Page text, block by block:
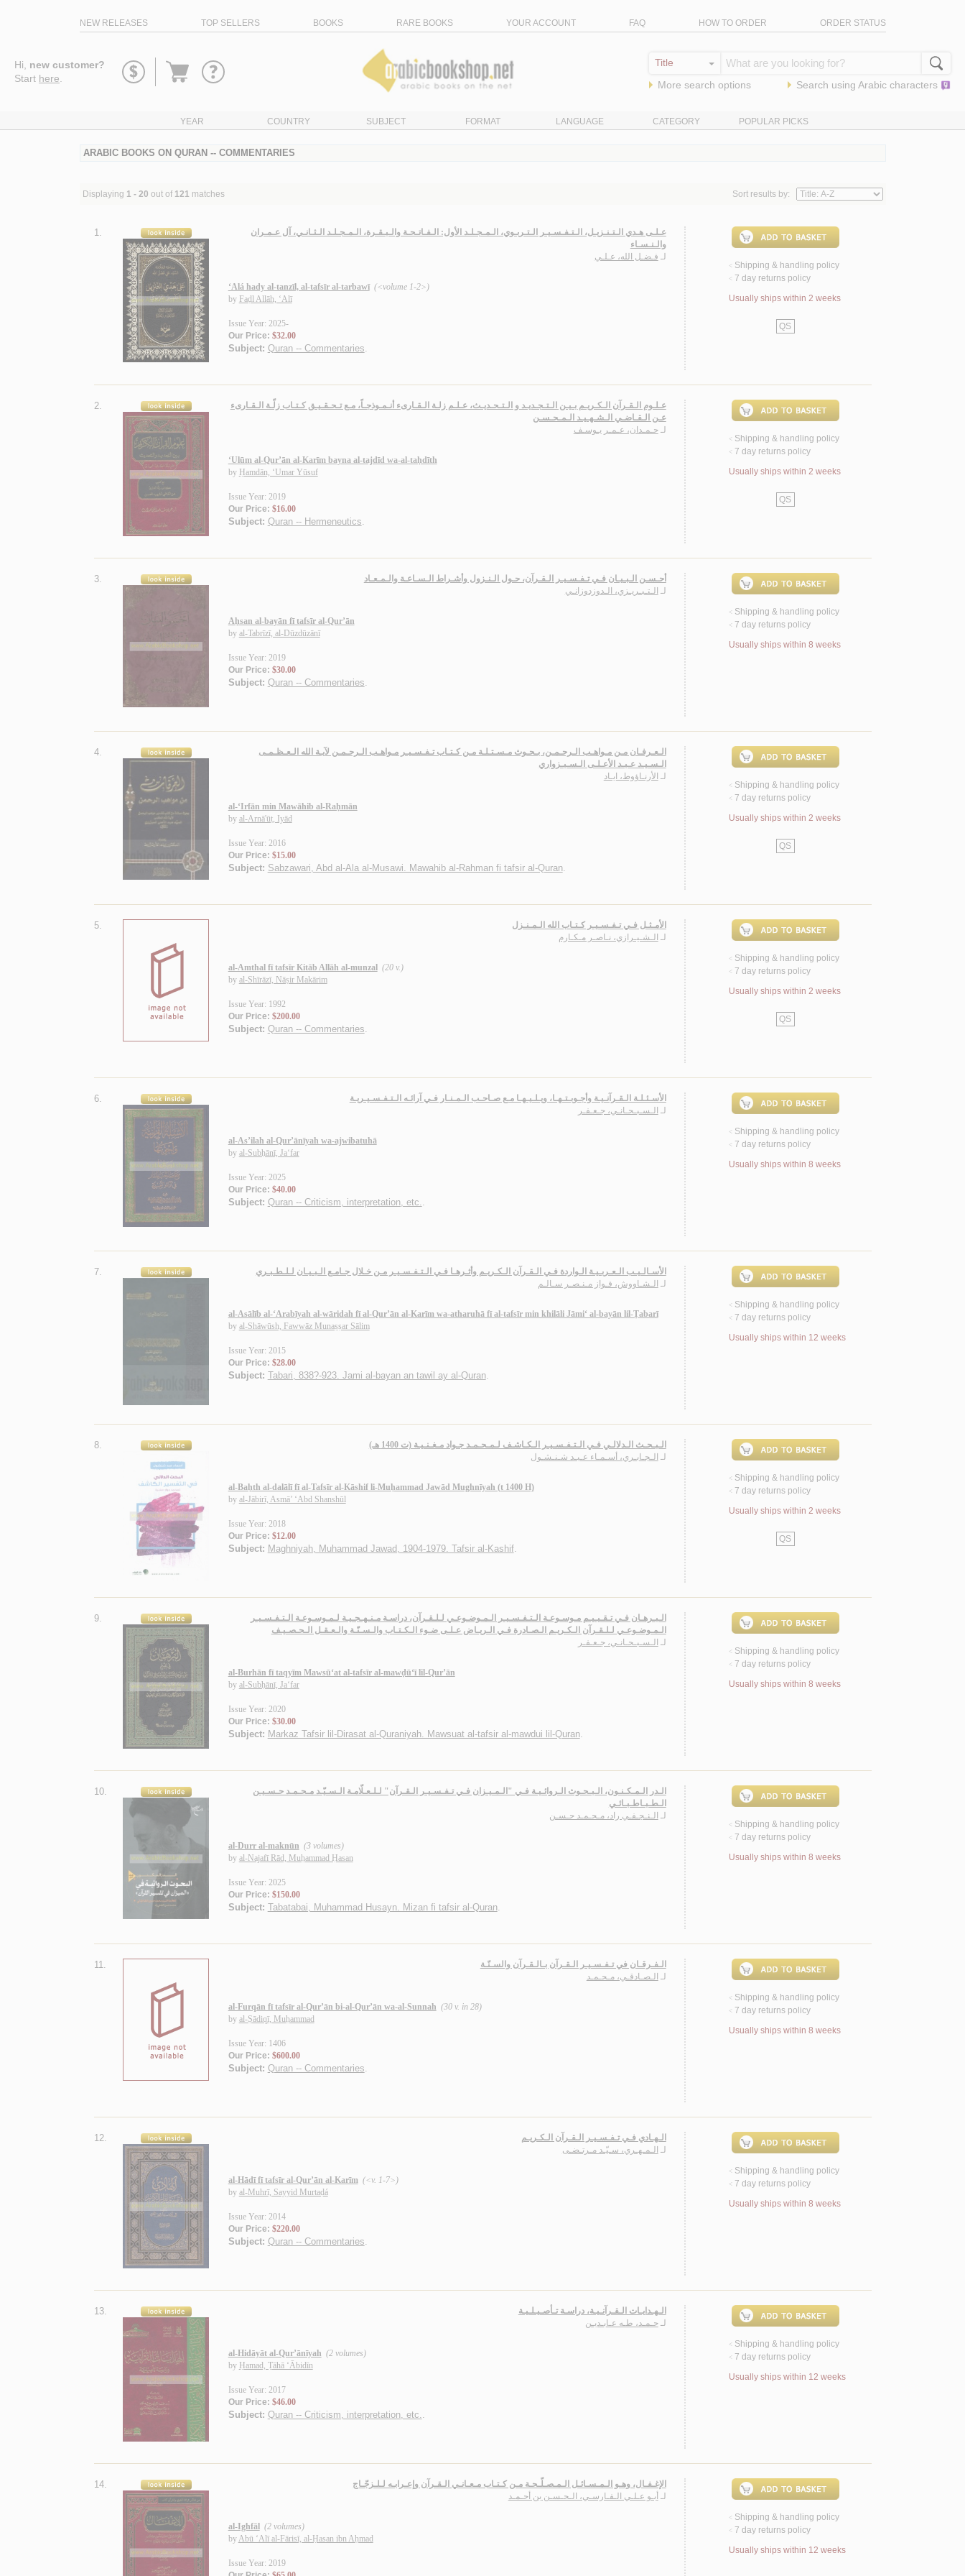
NEW RELEASES TOP SELLERS BOOKS RARE BOOKS YOUR ACCOUNT FAQ HOW TO ORDER ORDER STATUS
Hi, new customer?
Start here
Go
More search options Search using Arabic characters
YEAR COUNTRY SUBJECT FORMAT LANGUAGE CATEGORY POPULAR PICKS
ARABIC BOOKS ON QURAN -- COMMENTARIES
Displaying 1 - 20 out of 121 matches Sort results by:
1.
عـلـى هـدي الـتـنـزيـل، الـتـفـسـيـر الـتـربـوي، الـمـجـلـد الأول: الـفـاتـحـة والـبـقـرة، الـمـجـلـد الـثـانـي، آل عـمـران
والـنـسـاء
لـ فـضـل الله، عـلـي
‘Alá hady al-tanzīl, al-tafsīr al-tarbawī (<volume 1-2>)
by Faḍl Allāh, ‘Alī
Issue Year: 2025-
Our Price: $32.00
Subject: Quran -- Commentaries.
< Shipping & handling policy
< 7 day returns policy
Usually ships within 2 weeks
QS
2.
عـلـوم الـقـرآن الـكـريـم بـيـن الـتـجـديـد و الـتـحـديـث، عـلـم زلـة الـقـارىء أنـمـوذجـاً، مـع تـحـقـيـق كـتـاب زلّـة الـقـارىء
عـن الـقـاضـي الـشـهـيـد الـمـحـسـن
لـ حـمـدان، عـمـر يـوسـف
‘Ulūm al-Qur’ān al-Karīm bayna al-tajdīd wa-al-taḥdīth
by Ḥamdān, ‘Umar Yūsuf
Issue Year: 2019
Our Price: $16.00
Subject: Quran -- Hermeneutics.
< Shipping & handling policy
< 7 day returns policy
Usually ships within 2 weeks
QS
3.
أحـسـن الـبـيـان فـي تـفـسـيـر الـقـرآن، حـول الـنـزول وأشـراط الـسـاعـة والـمـعـاد
لـ الـتـبـريـزي، الـدوزدوزانـي
Aḥsan al-bayān fī tafsīr al-Qur’ān
by al-Tabrīzī, al-Dūzdūzānī
Issue Year: 2019
Our Price: $30.00
Subject: Quran -- Commentaries.
< Shipping & handling policy
< 7 day returns policy
Usually ships within 8 weeks
4.
الـعـرفـان مـن مـواهـب الـرحـمـن، بـحـوث مـسـتـلـة مـن كـتـاب تـفـسـيـر مـواهـب الـرحـمـن لآيـة الله الـعـظـمـى
الـسـيـد عـبـد الأعـلـى الـسـبـزواري
لـ الأرنـاؤوط، ايـاد
al-‘Irfān min Mawāhib al-Raḥmān
by al-Arnā'ūṭ, Iyād
Issue Year: 2016
Our Price: $15.00
Subject: Sabzawari, Abd al-Ala al-Musawi. Mawahib al-Rahman fi tafsir al-Quran.
< Shipping & handling policy
< 7 day returns policy
Usually ships within 2 weeks
QS
5.
الأمـثـل فـي تـفـسـيـر كـتـاب الله الـمـنـزل
لـ الـشـيـرازي، نـاصـر مـكـارم
al-Amthal fī tafsīr Kitāb Allāh al-munzal
(20 v.)
by al-Shīrāzī, Nāṣir Makārim
Issue Year: 1992
Our Price: $200.00
Subject: Quran -- Commentaries.
< Shipping & handling policy
< 7 day returns policy
Usually ships within 2 weeks
QS
6.
الأسـئـلـة الـقـرآنـيـة وأجـوبـتـهـا، ويـلـيـهـا مـع صـاحـب الـمـنـار فـي آرائـه الـتـفـسـيـريـة
لـ الـسـبـحـانـي، جـعـفـر
al-As’ilah al-Qur’ānīyah wa-ajwibatuhā
by al-Subḥānī, Ja‘far
Issue Year: 2025
Our Price: $40.00
Subject: Quran -- Criticism, interpretation, etc..
< Shipping & handling policy
< 7 day returns policy
Usually ships within 8 weeks
7.
الأسـالـيـب الـعـربـيـة الـواردة فـي الـقـرآن الـكـريـم وأثـرهـا فـي الـتـفـسـيـر مـن خـلال جـامـع الـبـيـان لـلـطـبـري
لـ الـشـاووش، فـواز مـنـصـر سـالـم
al-Asālīb al-‘Arabīyah al-wāridah fī al-Qur’ān al-Karīm wa-atharuhā fī al-tafsīr min khilāli Jāmi‘ al-bayān lil-Ṭabarī
by al-Shāwūsh, Fawwāz Munaṣṣar Sālim
Issue Year: 2015
Our Price: $28.00
Subject: Tabari, 838?-923. Jami al-bayan an tawil ay al-Quran.
< Shipping & handling policy
< 7 day returns policy
Usually ships within 12 weeks
8.
الـبـحـث الـدلالـي فـي الـتـفـسـيـر الـكـاشـف لـمـحـمـد جـواد مـغـنـيـة (ت 1400 هـ)
لـ الـجـابـري، أسـمـاء عـبـد شـنـشـول
al-Baḥth al-dalālī fī al-Tafsīr al-Kāshif li-Muḥammad Jawād Mughnīyah (t 1400 H)
by al-Jābirī, Asmā’ ‘Abd Shanshūl
Issue Year: 2018
Our Price: $12.00
Subject: Maghniyah, Muhammad Jawad, 1904-1979. Tafsir al-Kashif.
< Shipping & handling policy
< 7 day returns policy
Usually ships within 2 weeks
QS
9.
الـبـرهـان فـي تـقـيـيـم مـوسـوعـة الـتـفـسـيـر الـمـوضـوعـي لـلـقـرآن، دراسـة مـنـهـجـيـة لـمـوسـوعـة الـتـفـسـيـر
الـمـوضـوعـي لـلـقـرآن الـكـريـم الـصـادرة فـي الـريـاض عـلـى ضـوء الـكـتـاب والـسـنّـة والـعـقـل الـحـصـيـف
لـ الـسـبـحـانـي، جـعـفـر
al-Burhān fī taqyīm Mawsū‘at al-tafsīr al-mawḍū‘ī lil-Qur’ān
by al-Subḥānī, Ja‘far
Issue Year: 2020
Our Price: $30.00
Subject: Markaz Tafsir lil-Dirasat al-Quraniyah. Mawsuat al-tafsir al-mawdui lil-Quran.
< Shipping & handling policy
< 7 day returns policy
Usually ships within 8 weeks
10.
الـدر الـمـكـنـون، الـبـحـوث الـروائـيـة فـي "الـمـيـزان فـي تـفـسـيـر الـقـرآن" لـلـعـلّامـة الـسـيّـد مـحـمـد حـسـيـن
الـطـبـاطـبـائـي
لـ الـنـجـفـي راد، مـحـمـد حـسـن
al-Durr al-maknūn (3 volumes)
by al-Najafī Rād, Muḥammad Ḥasan
Issue Year: 2025
Our Price: $150.00
Subject: Tabatabai, Muhammad Husayn. Mizan fi tafsir al-Quran.
< Shipping & handling policy
< 7 day returns policy
Usually ships within 8 weeks
11.
الـفـرقـان في تـفـسـيـر الـقـرآن بـالـقـرآن والسـنّـة
لـ الـصـادقـي، مـحـمـد
al-Furqān fī tafsīr al-Qur’ān bi-al-Qur’ān wa-al-Sunnah (30 v. in 28)
by al-Ṣādiqī, Muḥammad
Issue Year: 1406
Our Price: $600.00
Subject: Quran -- Commentaries.
< Shipping & handling policy
< 7 day returns policy
Usually ships within 8 weeks
12.
الـهـادي فـي تـفـسـيـر الـقـرآن الـكـريـم
لـ الـمـهـري، سـيّـد مـرتـضـى
al-Hādī fī tafsīr al-Qur’ān al-Karīm (<v. 1-7>)
by al-Muhrī, Sayyid Murtaḍá
Issue Year: 2014
Our Price: $220.00
Subject: Quran -- Commentaries.
< Shipping & handling policy
< 7 day returns policy
Usually ships within 8 weeks
13.
الـهـدايـات الـقـرآنـيـة، دراسـة تـأصـيـلـيـة
لـ حـمـد، طـه عـابـديـن
al-Hidāyāt al-Qur’ānīyah (2 volumes)
by Ḥamad, Ṭāhā ‘Ābidīn
Issue Year: 2017
Our Price: $46.00
Subject: Quran -- Criticism, interpretation, etc..
< Shipping & handling policy
< 7 day returns policy
Usually ships within 12 weeks
14.
الإغـفـال، وهـو الـمـسـائـل الـمـصـلّـحـة مـن كـتـاب مـعـانـي الـقـرآن وإعـرابـه لـلـزجّـاج
لـ أبـو عـلـي الـفـارسـي، الـحـسـن بن أحـمـد
al-Ighfāl
(2 volumes)
byAbū ‘Alī al-Fārisī, al-Ḥasan ibn Aḥmad
Issue Year: 2019
< Shipping & handling policy
< 7 day returns policy
Usually ships within 12 weeks